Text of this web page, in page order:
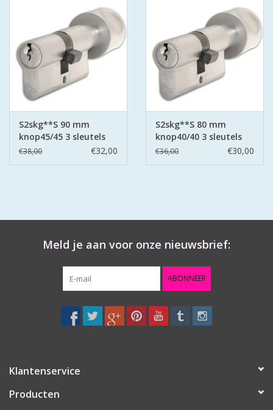
S2skg**S 90 mm
knop45/45 3 sleutels
€38,00 €32,00
S2skg**S 80 mm
knop40/40 3 sleutels
€36,00 €30,00
Meld je aan voor onze nieuwsbrief:
ABONNEER
Klantenservice
Producten